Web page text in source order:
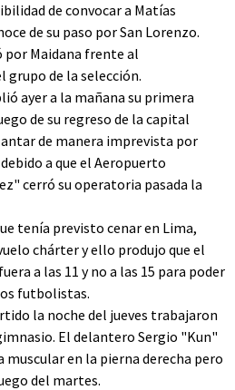
de convocar a Matías
de su paso por San Lorenzo.
Maidana frente al
de la selección.
ayer a la mañana su primera
de su regreso de la capital
de manera imprevista por
a que el Aeropuerto
cerró su operatoria pasada la
tenía previsto cenar en Lima,
chárter y ello produjo que el
a las 11 y no a las 15 para poder
futbolistas.
la noche del jueves trabajaron
El delantero Sergio "Kun"
muscular en la pierna derecha pero
del martes.